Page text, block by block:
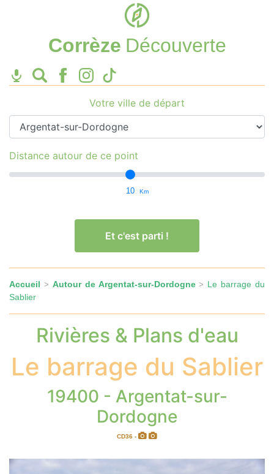
Corrèze Découverte
Votre ville de départ
Distance autour de ce point
10 Km
Et c'est parti !
Accueil > Autour de Argentat-sur-Dordogne> Le barrage du
Sablier
Rivières & Plans d'eau
Le barrage du Sablier
19400 - Argentat-sur-
Dordogne
CD36 -